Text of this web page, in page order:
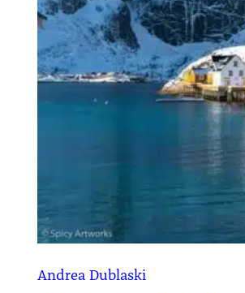
Andrea Dublaski